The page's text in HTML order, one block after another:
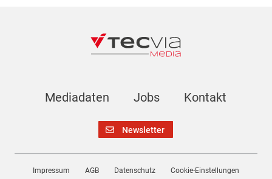
Mediadaten Jobs Kontakt
Newsletter
Impressum AGB Datenschutz Cookie-Einstellungen